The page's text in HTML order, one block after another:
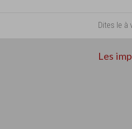
Dites le à
Les